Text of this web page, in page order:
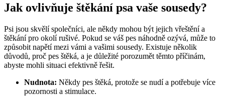
Jak ovlivňuje štěkání psa vaše sousedy?
Psi jsou skvělí společníci, ale někdy mohou být jejich vřeštění a
štěkání pro okolí rušivé. Pokud se váš pes náhodně ozývá, může to
způsobit napětí mezi vámi a vašimi sousedy. Existuje několik
důvodů, proč pes štěká, a je důležité porozumět těmto příčinám,
abyste mohli situaci efektivně řešit.
Nudnota: Někdy pes štěká, protože se nudí a potřebuje více
pozornosti a stimulace.